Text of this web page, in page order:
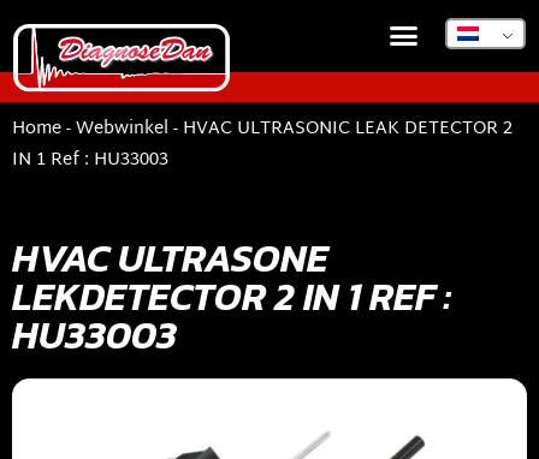
Home-Webwinkel-HVAC ULTRASONIC LEAK DETECTOR 2
IN 1 Ref : HU33003
HVAC ULTRASONE
LEKDETECTOR 2 IN 1 REF :
HU33003